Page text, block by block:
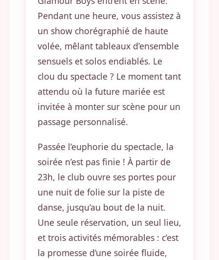
Pendant une heure, vous assistez à
un show chorégraphié de haute
volée, mêlant tableaux d’ensemble
sensuels et solos endiablés. Le
clou du spectacle ? Le moment tant
attendu où la future mariée est
invitée à monter sur scène pour un
passage personnalisé.
Passée l’euphorie du spectacle, la
soirée n’est pas finie ! À partir de
23h, le club ouvre ses portes pour
une nuit de folie sur la piste de
danse, jusqu’au bout de la nuit.
Une seule réservation, un seul lieu,
et trois activités mémorables : c’est
la promesse d’une soirée fluide,